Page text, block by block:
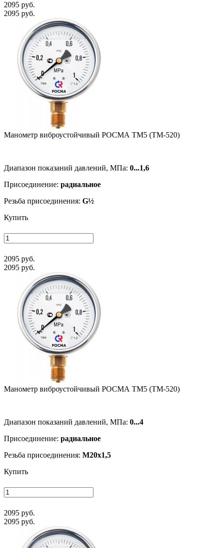
2095 руб.
2095 руб.
Манометр виб­ро­ус­той­чи­вый РОСМА ТМ5 (ТМ-520)
Диапазон показаний давлений, МПа: 0...1,6
Присоединение: радиальное
Резьба присоединения: G½
Купить
2095 руб.
2095 руб.
Манометр виб­ро­ус­той­чи­вый РОСМА ТМ5 (ТМ-520)
Диапазон показаний давлений, МПа: 0...4
Присоединение: радиальное
Резьба присоединения: M20x1,5
Купить
2095 руб.
2095 руб.